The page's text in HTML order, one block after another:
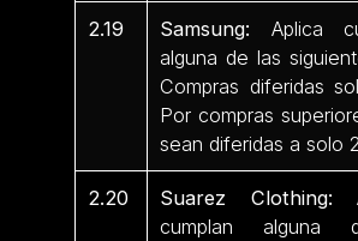
2.19 Samsung: Aplica
alguna de las
Compras diferidas
Por compras
sean diferidas a solo
2.20 Suarez Clothing:
cumplan alguna